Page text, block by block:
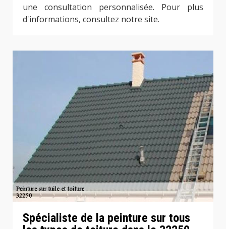
une consultation personnalisée. Pour plus
d'informations, consultez notre site.
Spécialiste de la peinture sur tous